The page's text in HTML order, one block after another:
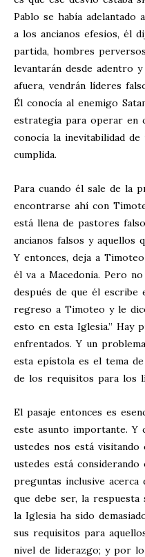
Pablo se había adelantado
a los ancianos efesios, él
partida, hombres
levantarán desde adentro
afuera, vendrán líderes
Él conocía al enemigo
estrategia para operar en
conocía la inevitabilidad
cumplida.
Para cuando él sale de la
encontrarse ahí con
está llena de pastores
ancianos falsos y aquellos
Y entonces, deja a
él va a Macedonia. Pero
después de que él escribe
regreso a Timoteo y le
esto en esta Iglesia.” Hay
enfrentados. Y un
esta epístola es el tema
de los requisitos para los
El pasaje entonces es
este asunto importante. Y
ustedes nos está
ustedes está
preguntas inclusive
que debe ser, la
la Iglesia ha sido
sus requisitos para
nivel de liderazgo; y por